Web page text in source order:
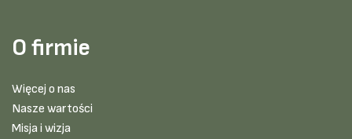
O firmie
Więcej o nas
Nasze wartości
Misja i wizja